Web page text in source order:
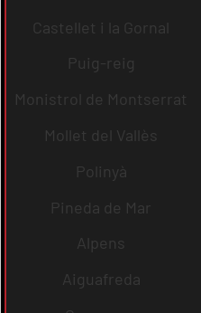
Castellet i la Gornal
Puig-reig
Monistrol de Montserrat
Mollet del Vallès
Polinyà
Pineda de Mar
Alpens
Aiguafreda